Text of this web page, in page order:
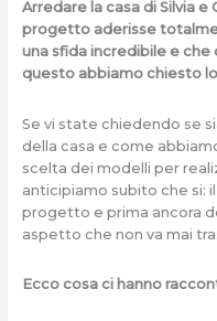
Arredare la casa di Silvia
progetto aderisse
una sfida incredibile e
questo abbiamo chiesto
Se vi state chiedendo se
della casa e come
scelta dei modelli per
anticipiamo subito che si:
progetto e prima ancora
aspetto che non va mai
Ecco cosa ci hanno